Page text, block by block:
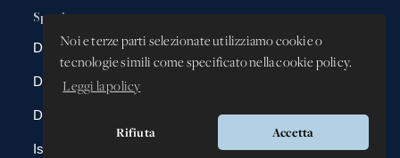
Noi e terze parti selezionate utilizziamo cookie o
tecnologie simili come specificato nella cookie policy.
Leggi la policy
Rifiuta Accetta
Spazio app
DBAnima
DBContest
DBDrive
Iscrizioni